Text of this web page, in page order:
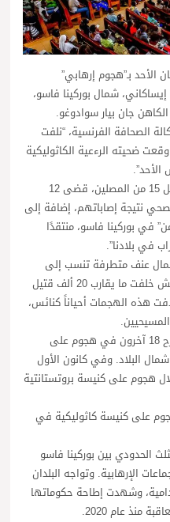
وأصيب اثنان الأحد بـ”هجوم إرهابي”
شمال بوركينا فاسو،
جان بيار سوادوغو.
الصحافة الفرنسية، “نلفت
ضحيته الرءعية الكاثوليكية
وأضاف أن الحصيلة الأولية تظهر مقتل 15 من المصلين، قضى 12
نتيجة إصاباتهم، إضافة إلى
في بوركينا فاسو، منتقدًا
في بلادنا”.
بوركينا فاسو منذ عام 2015 أعمال عنف متطرفة تنسب إلى
حركات موالية لتنظيمي القاعدة وداعش خلفت ما يقارب 20 ألف قتيل
هذه الهجمات أحياناً كنائس،
وفي فبراير 2020، قتل 24 شخصًا وجرح 18 آخرون في هجوم على
البلاد. وفي كانون الأول
خلال هجوم على كنيسة بروتستانتية
بهجوم على كنيسة كاثوليكية في
الحدودي بين بوركينا فاسو
الإرهابية. وتواجه البلدان
وشهدت إطاحة حكوماتها
منذ عام 2020.